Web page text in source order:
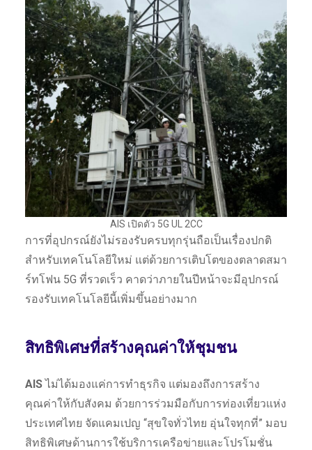
AIS เปิดตัว 5G UL 2CC
การที่อุปกรณ์ยังไม่รองรับครบทุกรุ่นถือเป็นเรื่องปกติ
สำหรับเทคโนโลยีใหม่ แต่ด้วยการเติบโตของตลาดสมา
ร์ทโฟน 5G ที่รวดเร็ว คาดว่าภายในปีหน้าจะมีอุปกรณ์
รองรับเทคโนโลยีนี้เพิ่มขึ้นอย่างมาก
สิทธิพิเศษที่สร้างคุณค่าให้ชุมชน
AISไม่ได้มองแค่การทำธุรกิจ แต่มองถึงการสร้าง
คุณค่าให้กับสังคม ด้วยการร่วมมือกับการท่องเที่ยวแห่ง
ประเทศไทย จัดแคมเปญ “สุขใจทั่วไทย อุ่นใจทุกที่” มอบ
สิทธิพิเศษด้านการใช้บริการเครือข่ายและโปรโมชั่น